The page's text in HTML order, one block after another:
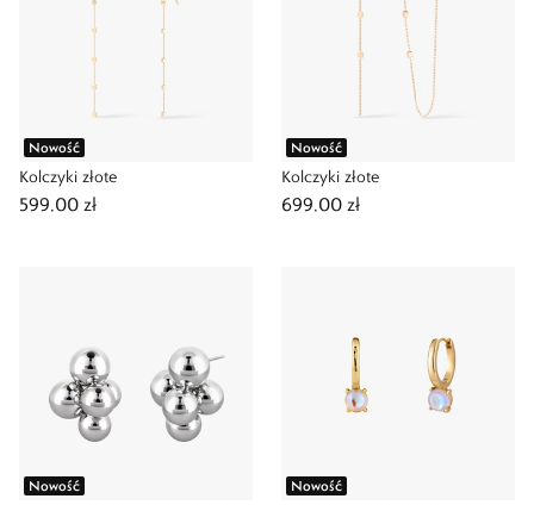
Nowość
Kolczyki złote
599,00 zł
Nowość
Kolczyki złote
699,00 zł
Nowość Nowość